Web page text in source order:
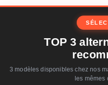
TOP 3
3 modèles disponibles chez nos
les mêmes